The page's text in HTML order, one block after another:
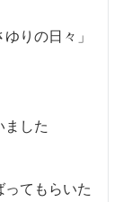
りの日々」
ました
てもらいた